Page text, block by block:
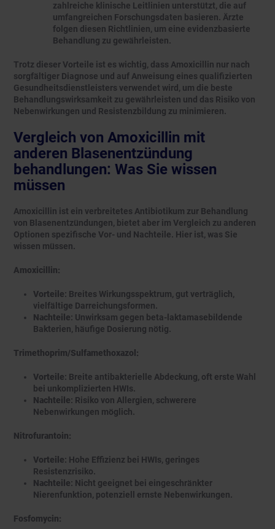
zahlreiche klinische Leitlinien unterstützt, die auf
umfangreichen Forschungsdaten basieren. Ärzte
folgen diesen Richtlinien, um eine evidenzbasierte
Behandlung zu gewährleisten.
Trotz dieser Vorteile ist es wichtig, dass Amoxicillin nur nach
sorgfältiger Diagnose und auf Anweisung eines qualifizierten
Gesundheitsdienstleisters verwendet wird, um die beste
Behandlungswirksamkeit zu gewährleisten und das Risiko von
Nebenwirkungen und Resistenzbildung zu minimieren.
Vergleich von Amoxicillin mit
anderen Blasenentzündung
behandlungen: Was Sie wissen
müssen
Amoxicillin ist ein verbreitetes Antibiotikum zur Behandlung
von Blasenentzündungen, bietet aber im Vergleich zu anderen
Optionen spezifische Vor- und Nachteile. Hier ist, was Sie
wissen müssen.
Amoxicillin:
Vorteile: Breites Wirkungsspektrum, gut verträglich,
vielfältige Darreichungsformen.
Nachteile: Unwirksam gegen beta-laktamasebildende
Bakterien, häufige Dosierung nötig.
Trimethoprim/Sulfamethoxazol:
Vorteile: Breite antibakterielle Abdeckung, oft erste Wahl
bei unkomplizierten HWIs.
Nachteile: Risiko von Allergien, schwerere
Nebenwirkungen möglich.
Nitrofurantoin:
Vorteile: Hohe Effizienz bei HWIs, geringes
Resistenzrisiko.
Nachteile: Nicht geeignet bei eingeschränkter
Nierenfunktion, potenziell ernste Nebenwirkungen.
Fosfomycin: